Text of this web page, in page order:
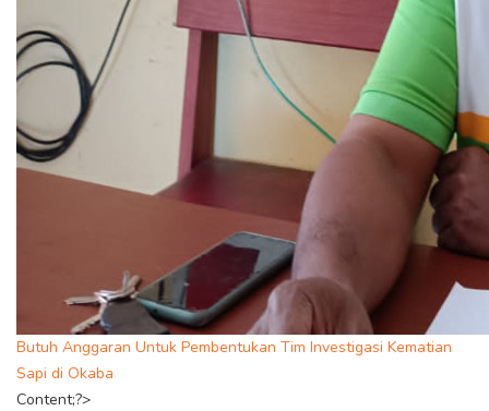
Butuh Anggaran Untuk Pembentukan Tim Investigasi Kematian
Sapi di Okaba
Content;?>